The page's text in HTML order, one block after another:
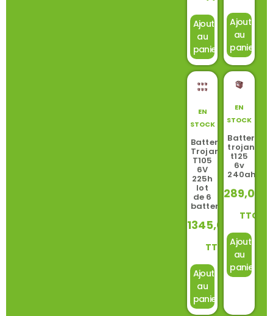
Ajouter
au
panier
Ajouter
au
panier
EN
STOCK
Batterie
Trojan
T105
6V
225h
lot
de 6
batteries
1345,00
TTC
Ajouter
au
panier
EN
STOCK
Batterie
trojan
t125
6v
240ah
289,00
TTC
Ajouter
au
panier